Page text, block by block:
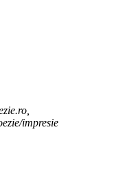
impresie